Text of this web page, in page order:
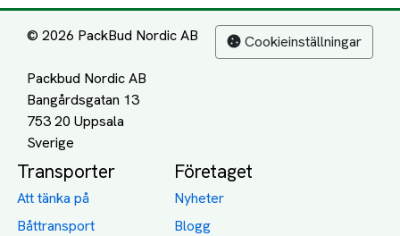
© 2026 PackBud Nordic AB
Packbud Nordic AB
Bangårdsgatan 13
753 20 Uppsala
Cookieinställningar
Transporter
Att tänka på
Båttransport
Företaget
Nyheter
Blogg